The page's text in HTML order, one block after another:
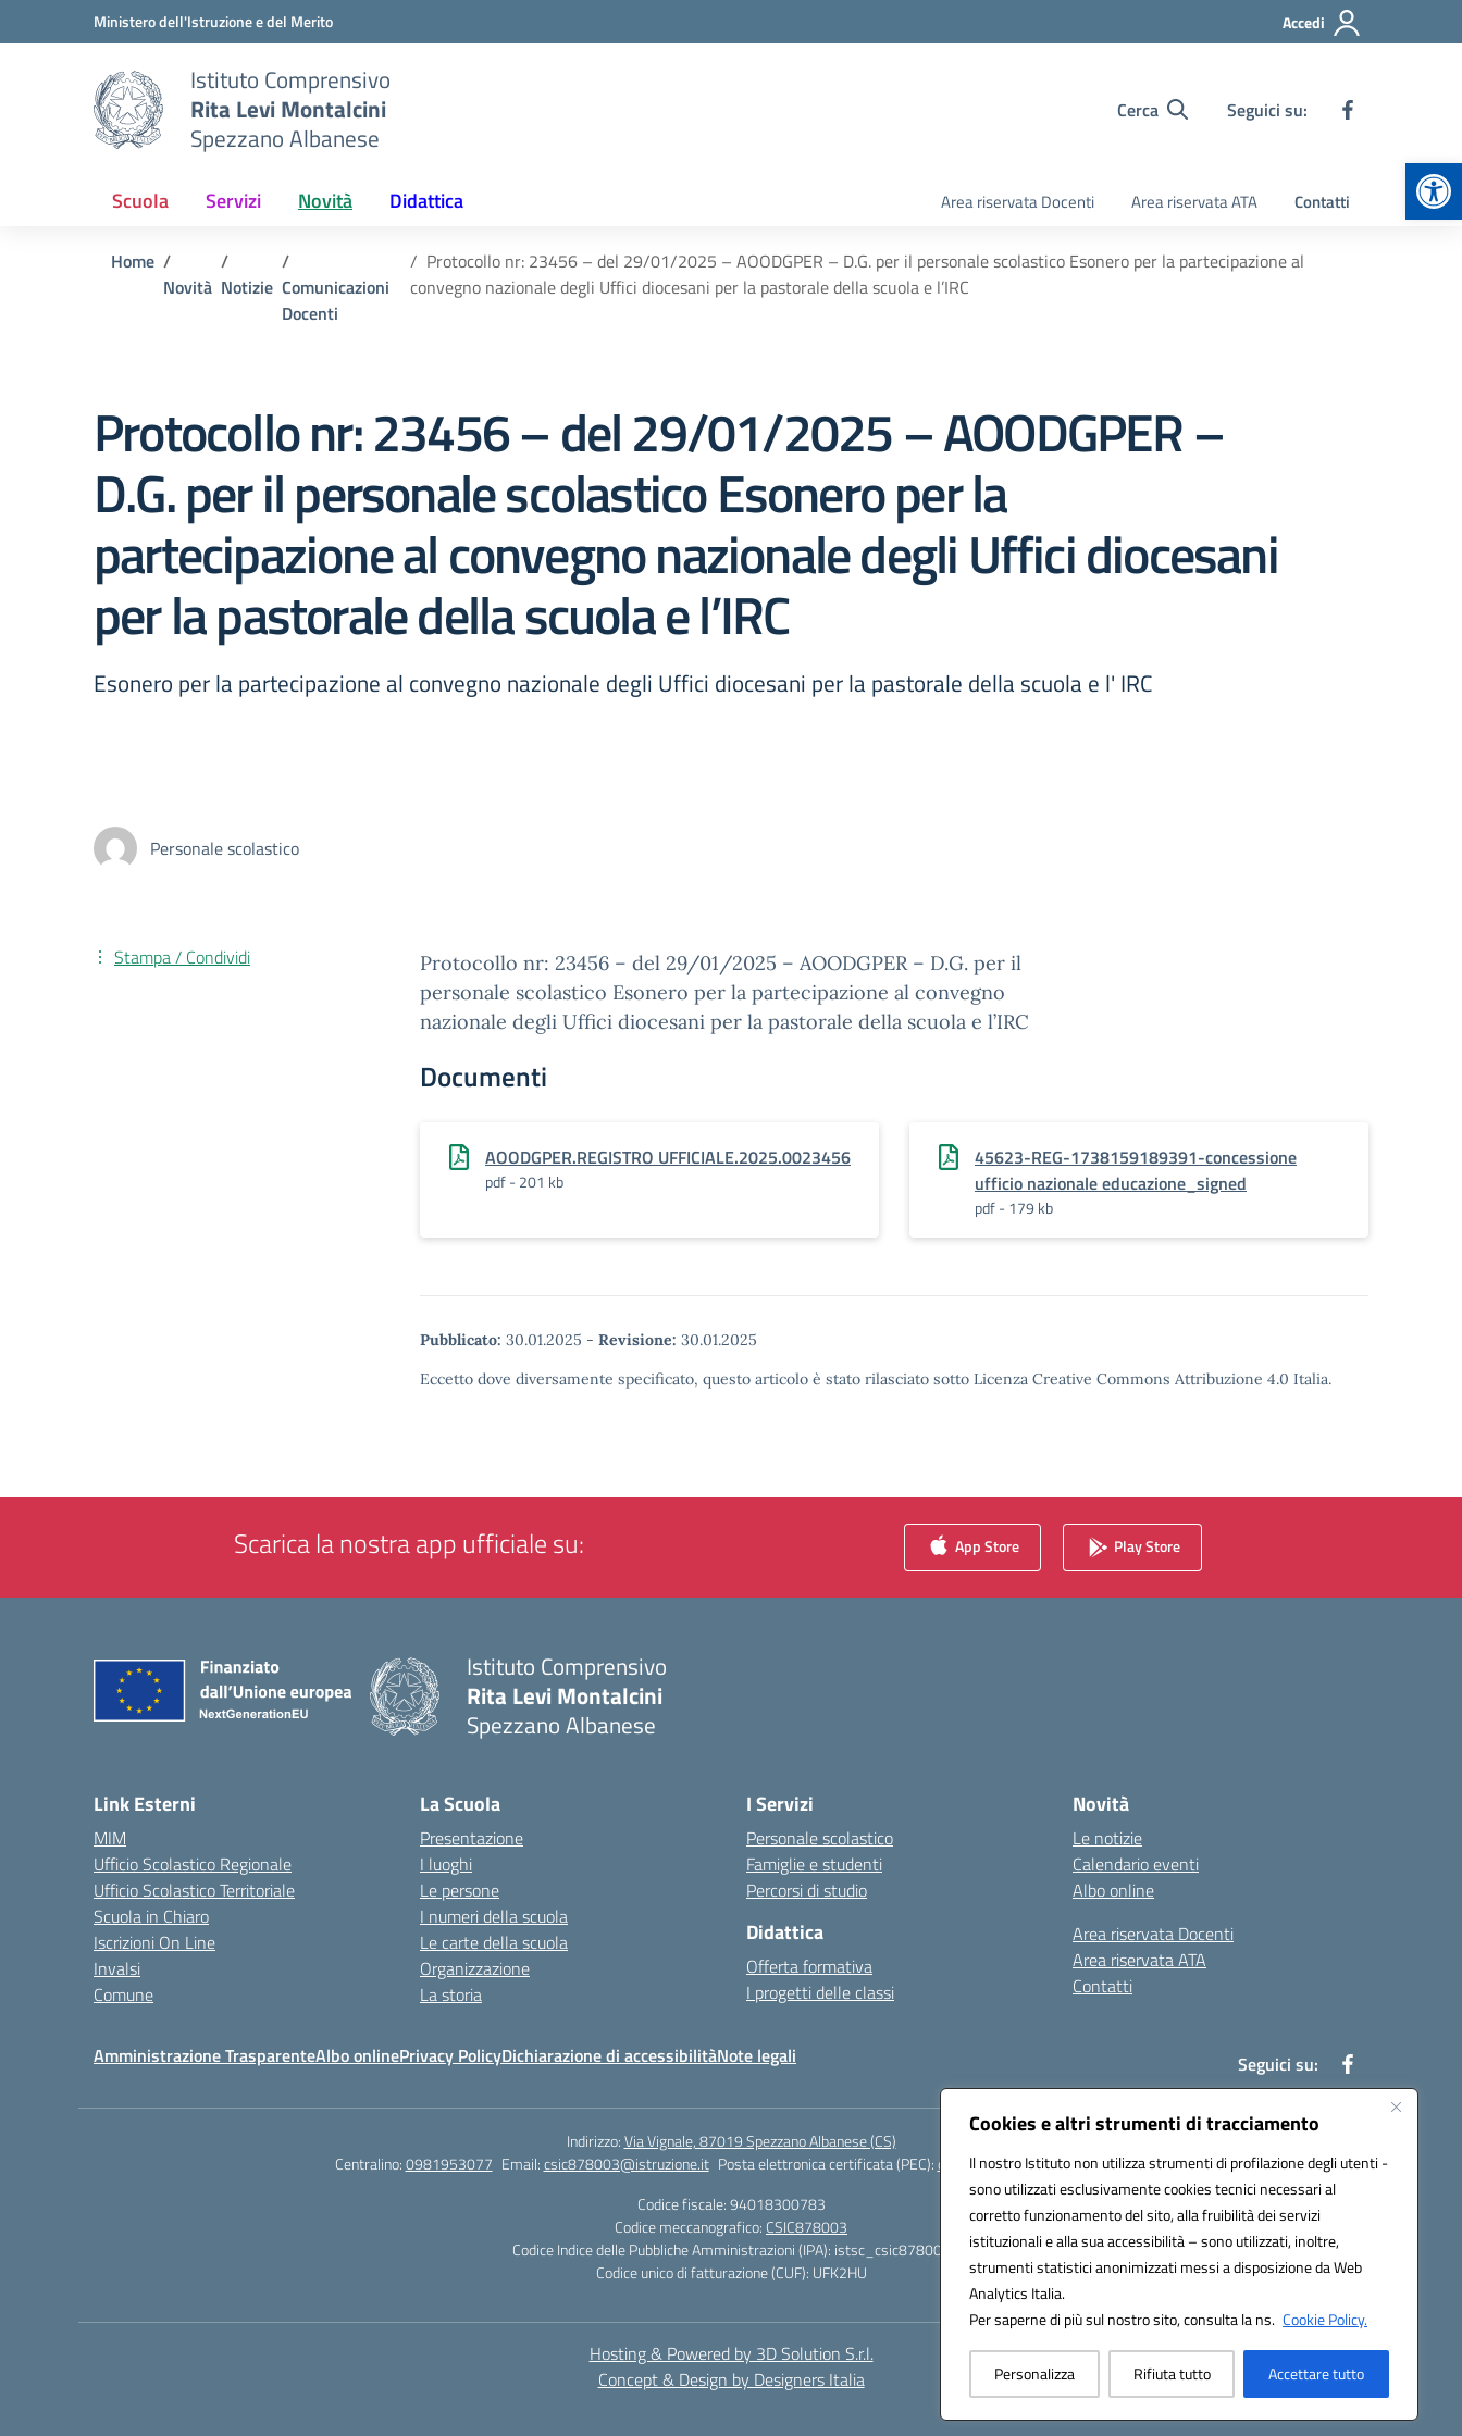
Cookies e altri strumenti di tracciamento
Il nostro Istituto non utilizza strumenti di profilazione degli utenti -
sono utilizzati esclusivamente cookies tecnici necessari al
corretto funzionamento del sito, alla fruibilità dei servizi
istituzionali e alla sua accessibilità – sono utilizzati, inoltre,
strumenti statistici anonimizzati messi a disposizione da Web
Analytics Italia.
Per saperne di più sul nostro sito, consulta la ns. Cookie Policy.
Personalizza Rifiuta tutto Accettare tutto
Vai ai contenuti
Vai al menu di navigazioneMinistero dell'Istruzione e del Merito Accedi
Istituto Comprensivo
Rita Levi Montalcini
Spezzano Albanese
Cerca Seguici su:
Scuola Servizi Novità Didattica Area riservata Docenti Area riservata ATA Contatti
Home
Novità Notizie Comunicazioni
Docenti
Protocollo nr: 23456 – del 29/01/2025 – AOODGPER – D.G. per il personale scolastico Esonero per la partecipazione al
convegno nazionale degli Uffici diocesani per la pastorale della scuola e l’IRC
Protocollo nr: 23456 – del 29/01/2025 – AOODGPER –
D.G. per il personale scolastico Esonero per la
partecipazione al convegno nazionale degli Uffici diocesani
per la pastorale della scuola e l’IRC
Esonero per la partecipazione al convegno nazionale degli Uffici diocesani per la pastorale della scuola e l' IRC
Personale scolastico
Protocollo nr: 23456 – del 29/01/2025 – AOODGPER – D.G. per il
personale scolastico Esonero per la partecipazione al convegno
nazionale degli Uffici diocesani per la pastorale della scuola e l’IRC
Documenti
AOODGPER.REGISTRO UFFICIALE.2025.0023456
pdf - 201 kb
45623-REG-1738159189391-concessione
ufficio nazionale educazione_signed
pdf - 179 kb
Pubblicato: 30.01.2025 - Revisione: 30.01.2025
Eccetto dove diversamente specificato, questo articolo è stato rilasciato sotto Licenza Creative Commons Attribuzione 4.0 Italia.
Stampa / Condividi
Scarica la nostra app ufficiale su: App Store Play Store
Istituto Comprensivo
Rita Levi Montalcini
Spezzano Albanese
Link Esterni
MIM
Ufficio Scolastico Regionale
Ufficio Scolastico Territoriale
Scuola in Chiaro
Iscrizioni On Line
Invalsi
Comune
La Scuola
Presentazione
I luoghi
Le persone
I numeri della scuola
Le carte della scuola
Organizzazione
La storia
I Servizi
Personale scolastico
Famiglie e studenti
Percorsi di studio
Didattica
Offerta formativa
I progetti delle classi
Novità
Le notizie
Calendario eventi
Albo online
Area riservata Docenti
Area riservata ATA
Contatti
Amministrazione TrasparenteAlbo onlinePrivacy PolicyDichiarazione di accessibilitàNote legali Seguici su:
Indirizzo:Via Vignale, 87019 Spezzano Albanese (CS)
Centralino:0981953077 Email:csic878003@istruzione.it Posta elettronica certificata (PEC):csic878003@pec.istruzione.it
Codice fiscale: 94018300783
Codice meccanografico: CSIC878003
Codice Indice delle Pubbliche Amministrazioni (IPA): istsc_csic878003
Codice unico di fatturazione (CUF): UFK2HU
Hosting & Powered by 3D Solution S.r.l.
Concept & Design by Designers Italia